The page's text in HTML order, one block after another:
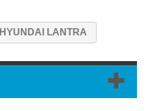
HYUNDAI LANTRA